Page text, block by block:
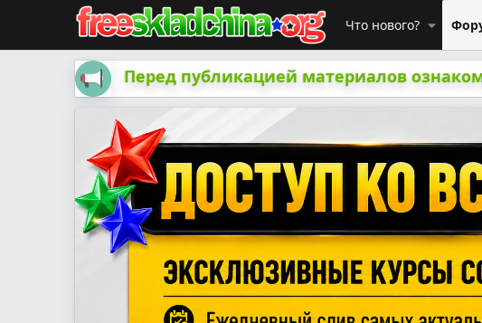
Что нового?
Перед публикацией материалов